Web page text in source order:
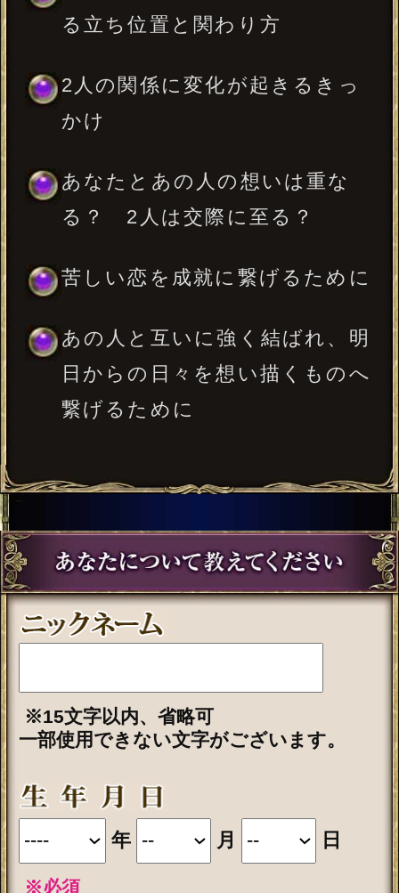
※必須
記録する
「一部無料で鑑定する」
をタップする
と、鑑定結果の一部を無料でご覧にな
れます。
こちらのメニューは会員割引対象メニ
会員の方は会員価格1,320円(税込)/1回
が必要です。
会員以外の方のご利用には通常価格
1,650円(税込)/1回が必要です。
場合に、会員価格が適用されます。
占う前に内容のご確認をお願いしま
す。
ご購入いただくと、サービス・コンテ
ンツの利用料金が発生します。